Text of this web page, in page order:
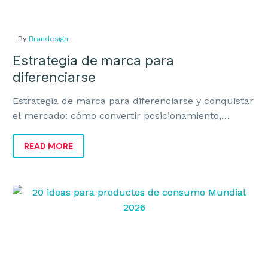
By Brandesign
Estrategia de marca para
diferenciarse
Estrategia de marca para diferenciarse y conquistar
el mercado: cómo convertir posicionamiento,
READ MORE
20
ideas